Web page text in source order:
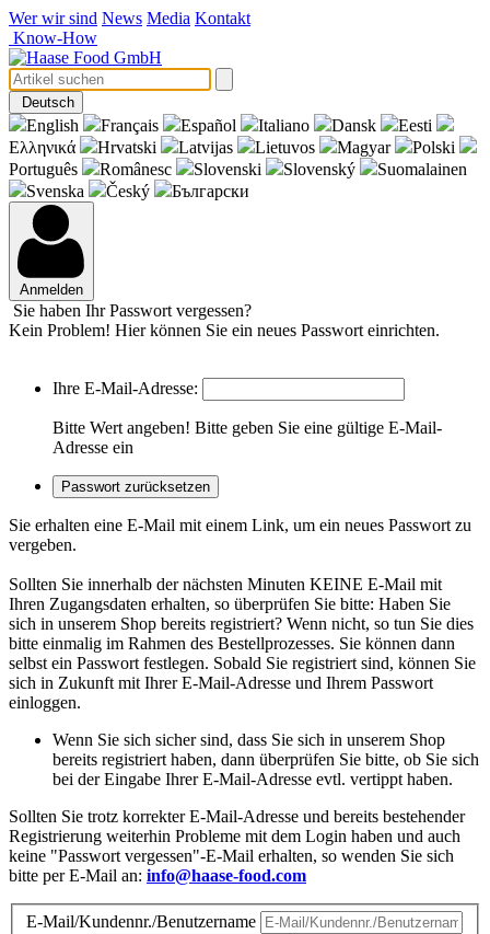
Wer wir sind News Media Kontakt
Know-How
Deutsch
English Français Español Italiano Dansk
Eesti
Eλληνικά
Hrvatski Latvijas Lietuvos Magyar
Polski
Português
Românesc Slovenski Slovenský
Suomalainen
Svenska
Český Български
Anmelden
Sie haben Ihr Passwort vergessen?
Kein Problem! Hier können Sie ein neues Passwort einrichten.
Ihre E-Mail-Adresse:
Bitte Wert angeben! Bitte geben Sie eine gültige E-Mail-
Adresse ein
Passwort zurücksetzen
Sie erhalten eine E-Mail mit einem Link, um ein neues Passwort zu
vergeben.
Sollten Sie innerhalb der nächsten Minuten KEINE E-Mail mit
Ihren Zugangsdaten erhalten, so überprüfen Sie bitte: Haben Sie
sich in unserem Shop bereits registriert? Wenn nicht, so tun Sie dies
bitte einmalig im Rahmen des Bestellprozesses. Sie können dann
selbst ein Passwort festlegen. Sobald Sie registriert sind, können Sie
sich in Zukunft mit Ihrer E-Mail-Adresse und Ihrem Passwort
einloggen.
Wenn Sie sich sicher sind, dass Sie sich in unserem Shop
bereits registriert haben, dann überprüfen Sie bitte, ob Sie sich
bei der Eingabe Ihrer E-Mail-Adresse evtl. vertippt haben.
Sollten Sie trotz korrekter E-Mail-Adresse und bereits bestehender
Registrierung weiterhin Probleme mit dem Login haben und auch
keine "Passwort vergessen"-E-Mail erhalten, so wenden Sie sich
bitte per E-Mail an: info@haase-food.com
E-Mail/Kundennr./Benutzername